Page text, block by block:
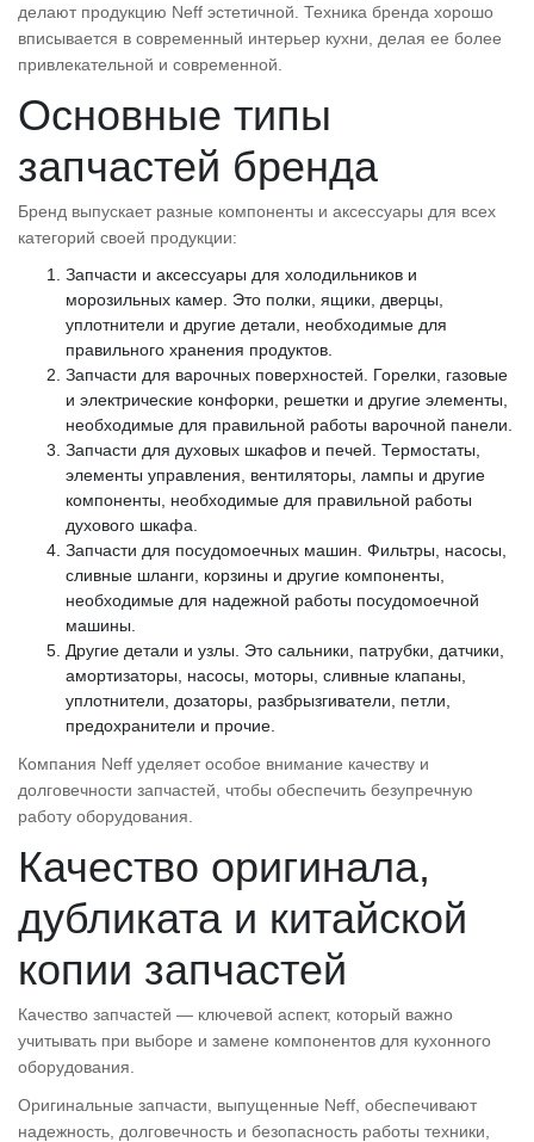
делают продукцию Neff эстетичной. Техника бренда хорошо
вписывается в современный интерьер кухни, делая ее более
привлекательной и современной.
Основные типы
запчастей бренда
Бренд выпускает разные компоненты и аксессуары для всех
категорий своей продукции:
Запчасти и аксессуары для холодильников и
морозильных камер. Это полки, ящики, дверцы,
уплотнители и другие детали, необходимые для
правильного хранения продуктов.
Запчасти для варочных поверхностей. Горелки, газовые
и электрические конфорки, решетки и другие элементы,
необходимые для правильной работы варочной панели.
Запчасти для духовых шкафов и печей. Термостаты,
элементы управления, вентиляторы, лампы и другие
компоненты, необходимые для правильной работы
духового шкафа.
Запчасти для посудомоечных машин. Фильтры, насосы,
сливные шланги, корзины и другие компоненты,
необходимые для надежной работы посудомоечной
машины.
Другие детали и узлы. Это сальники, патрубки, датчики,
амортизаторы, насосы, моторы, сливные клапаны,
уплотнители, дозаторы, разбрызгиватели, петли,
предохранители и прочие.
Компания Neff уделяет особое внимание качеству и
долговечности запчастей, чтобы обеспечить безупречную
работу оборудования.
Качество оригинала,
дубликата и китайской
копии запчастей
Качество запчастей — ключевой аспект, который важно
учитывать при выборе и замене компонентов для кухонного
оборудования.
Оригинальные запчасти, выпущенные Neff, обеспечивают
надежность, долговечность и безопасность работы техники,